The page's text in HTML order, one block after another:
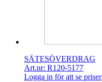
SÄTESÖVERDRAG
Art.nr: R120-5177
Logga in för att se priser